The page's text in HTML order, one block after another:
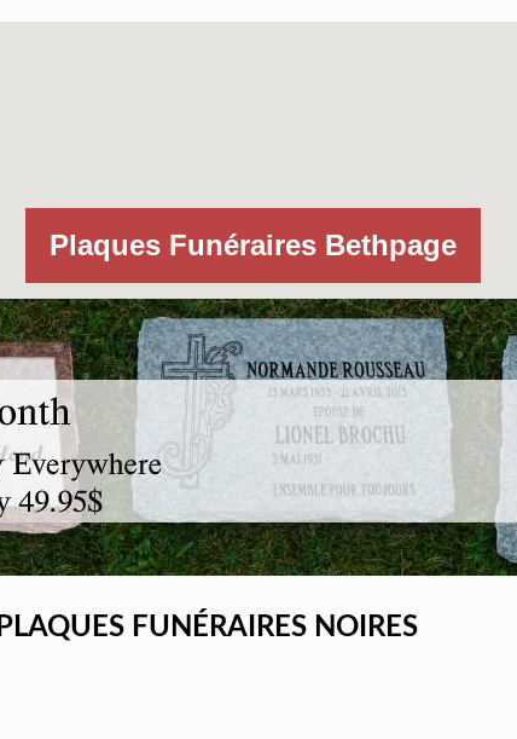
Plaques Funéraires Bethpage
PLAQUES FUNÉRAIRES NOIRES